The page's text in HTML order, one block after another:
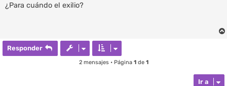
n
¿Para cuándo el exilio?
Responder
2 mensajes • Página 1de 1
Ir a